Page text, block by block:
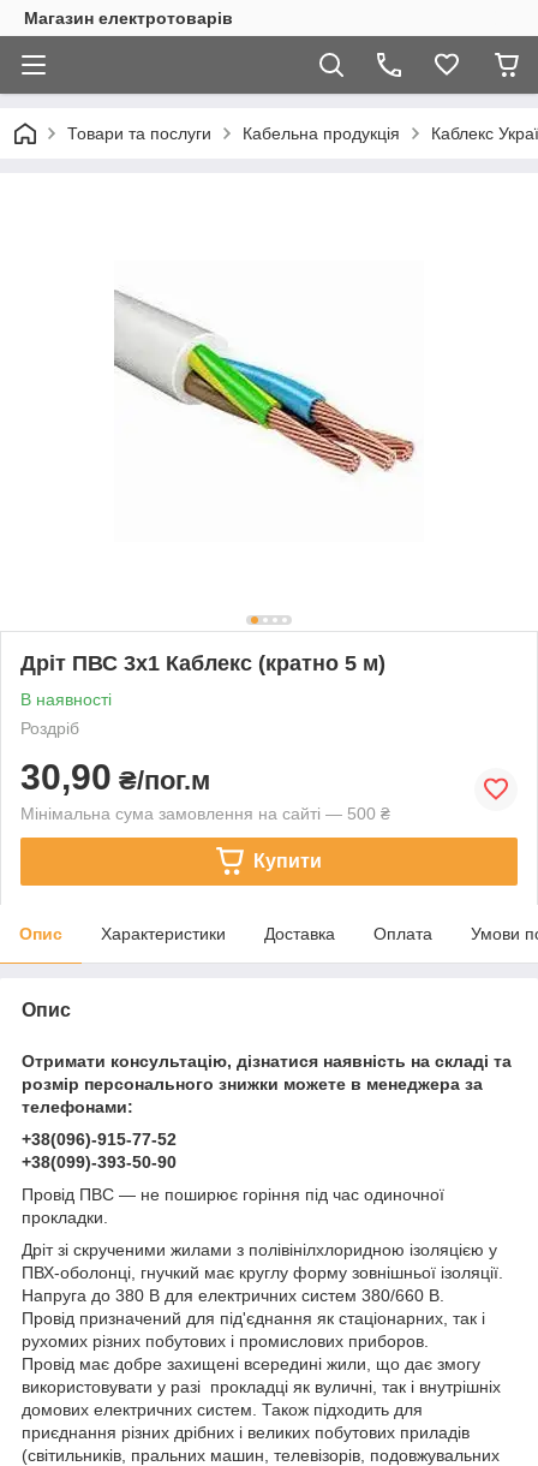
Магазин електротоварів
Товари та послуги Кабельна продукція Каблекс
Дріт ПВС 3х1 Каблекс (кратно 5 м)
В наявності
Роздріб
30,90 ₴/пог.м
Мінімальна сума замовлення на сайті — 500 ₴
Купити
Опис Характеристики Доставка Оплата Умови
Опис
Отримати консультацію, дізнатися наявність на складі та
розмір персонального знижки можете в менеджера за
телефонами:
+38(096)-915-77-52
+38(099)-393-50-90
Провід ПВС — не поширює горіння під час одиночної
прокладки.
Дріт зі скрученими жилами з полівінілхлоридною ізоляцією у
ПВХ-оболонці, гнучкий має круглу форму зовнішньої ізоляції.
Напруга до 380 В для електричних систем 380/660 В.
Провід призначений для під'єднання як стаціонарних, так і
рухомих різних побутових і промислових приборов.
Провід має добре захищені всередині жили, що дає змогу
використовувати у разі прокладці як вуличні, так і внутрішніх
домових електричних систем. Також підходить для
приєднання різних дрібних і великих побутових приладів
(світильників, пральних машин, телевізорів, подовжувальних